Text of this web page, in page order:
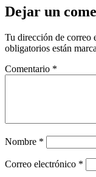
Dejar un
Tu dirección de correo
obligatorios están
Comentario *
Nombre *
Correo electrónico *